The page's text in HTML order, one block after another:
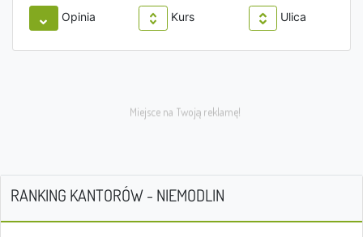
Opinia Kurs Ulica
RANKING KANTORÓW - NIEMODLIN